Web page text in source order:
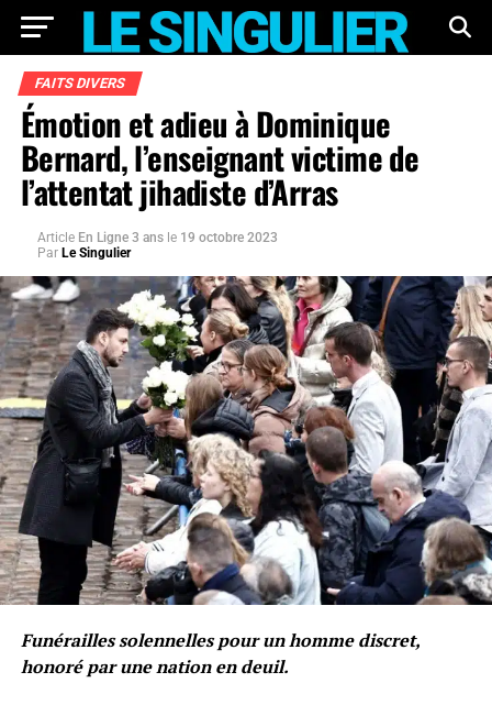
FAITS DIVERS
Émotion et adieu à Dominique
Bernard, l’enseignant victime de
l’attentat jihadiste d’Arras
Article En Ligne 3 ans le 19 octobre 2023
Par Le Singulier
Funérailles solennelles pour un homme discret,
honoré par une nation en deuil.